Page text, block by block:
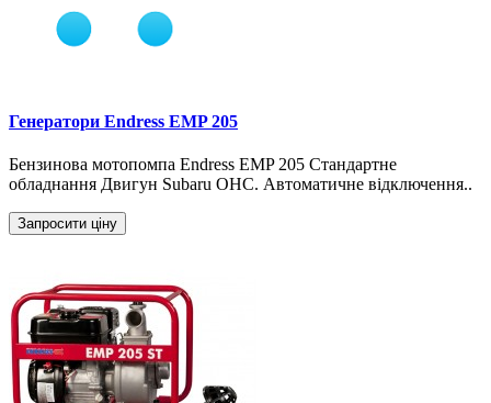
Генератори Endress EMP 205
Бензинова мотопомпа Endress EMP 205 Стандартне
обладнання Двигун Subaru OHC. Автоматичне відключення..
Запросити ціну